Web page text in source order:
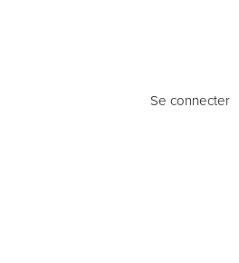
Se connecter